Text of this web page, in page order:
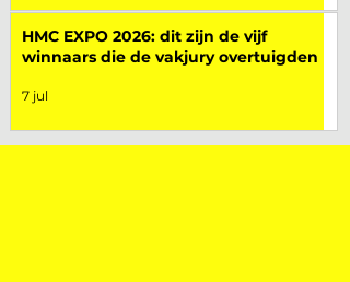
HMC EXPO 2026: dit zijn de vijf
winnaars die de vakjury overtuigden
7 jul